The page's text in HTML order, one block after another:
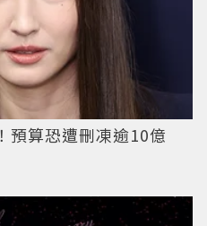
預算恐遭刪凍逾10億